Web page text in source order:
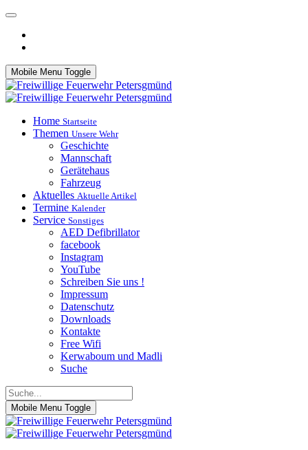
Mobile Menu Toggle
Home Startseite
Themen Unsere Wehr
Geschichte
Mannschaft
Gerätehaus
Fahrzeug
Aktuelles Aktuelle Artikel
Termine Kalender
Service Sonstiges
AED Defibrillator
facebook
Instagram
YouTube
Schreiben Sie uns !
Impressum
Datenschutz
Downloads
Kontakte
Free Wifi
Kerwaboum und Madli
Suche
Mobile Menu Toggle